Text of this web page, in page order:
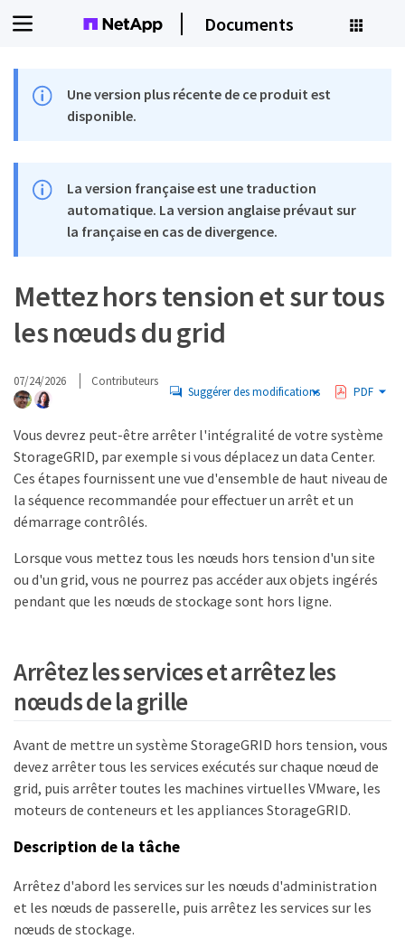
Documents
Une version plus récente de ce produit est
disponible.
La version française est une traduction
automatique. La version anglaise prévaut sur
la française en cas de divergence.
Mettez hors tension et sur tous
les nœuds du grid
07/24/2026 Contributeurs
Suggérer des modifications PDF
Vous devrez peut-être arrêter l'intégralité de votre système
StorageGRID, par exemple si vous déplacez un data Center.
Ces étapes fournissent une vue d'ensemble de haut niveau de
la séquence recommandée pour effectuer un arrêt et un
démarrage contrôlés.
Lorsque vous mettez tous les nœuds hors tension d'un site
ou d'un grid, vous ne pourrez pas accéder aux objets ingérés
pendant que les nœuds de stockage sont hors ligne.
Arrêtez les services et arrêtez les
nœuds de la grille
Avant de mettre un système StorageGRID hors tension, vous
devez arrêter tous les services exécutés sur chaque nœud de
grid, puis arrêter toutes les machines virtuelles VMware, les
moteurs de conteneurs et les appliances StorageGRID.
Description de la tâche
Arrêtez d'abord les services sur les nœuds d'administration
et les nœuds de passerelle, puis arrêtez les services sur les
nœuds de stockage.